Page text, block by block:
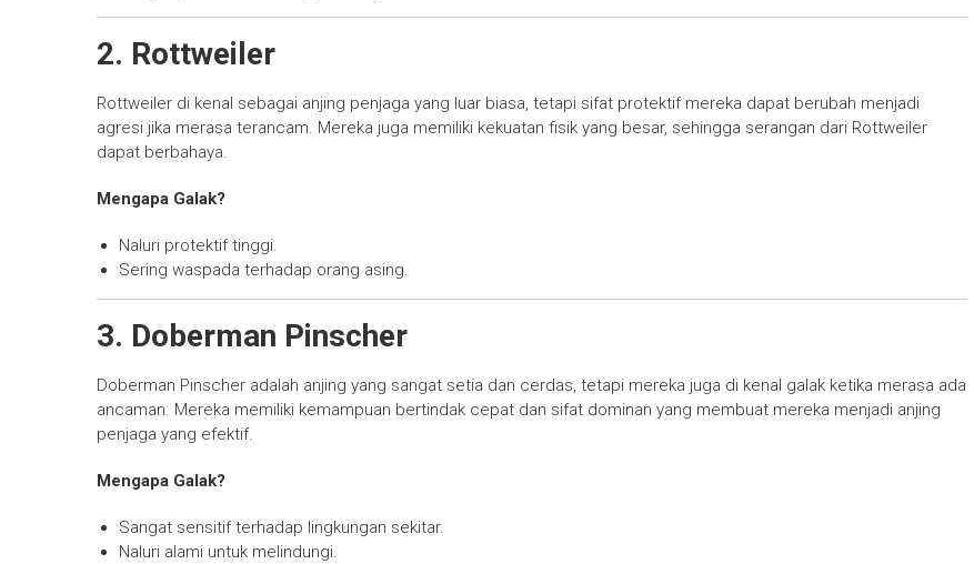
2. Rottweiler
Rottweiler di kenal sebagai anjing penjaga yang luar biasa, tetapi sifat protektif mereka dapat berubah menjadi
agresi jika merasa terancam. Mereka juga memiliki kekuatan fisik yang besar, sehingga serangan dari Rottweiler
dapat berbahaya.
Mengapa Galak?
Naluri protektif tinggi.
Sering waspada terhadap orang asing.
3. Doberman Pinscher
Doberman Pinscher adalah anjing yang sangat setia dan cerdas, tetapi mereka juga di kenal galak ketika merasa ada
ancaman. Mereka memiliki kemampuan bertindak cepat dan sifat dominan yang membuat mereka menjadi anjing
penjaga yang efektif.
Mengapa Galak?
Sangat sensitif terhadap lingkungan sekitar.
Naluri alami untuk melindungi.